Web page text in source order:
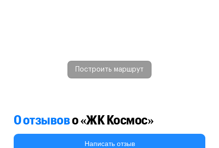
Построить маршрут
0 отзывово «ЖК Космос»
Написать отзыв